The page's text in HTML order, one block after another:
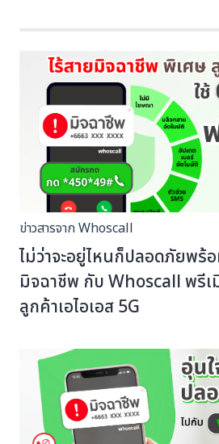
ข่าวสารจาก Whoscall
ไม่ว่าจะอยู่ไหนก็ปลอดภัยพร้
มิจฉาชีพ กับ Whoscall พรี
ลูกค้าเอไอเอส 5G